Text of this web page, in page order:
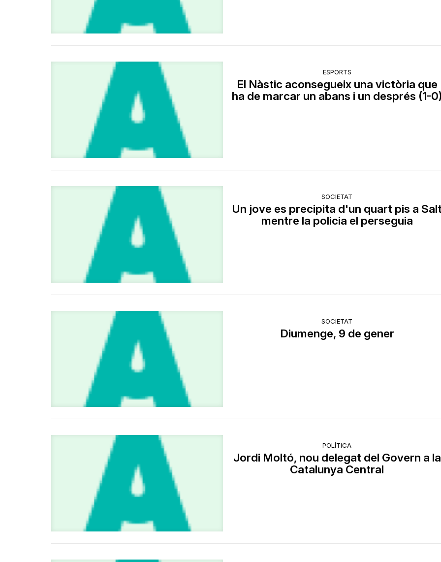
ESPORTS
El Nàstic aconsegueix una victòria que
ha de marcar un abans i un després (1-
SOCIETAT
Un jove es precipita d'un quart pis a
mentre la policia el perseguia
SOCIETAT
Diumenge, 9 de gener
POLÍTICA
Jordi Moltó, nou delegat del Govern a la
Catalunya Central